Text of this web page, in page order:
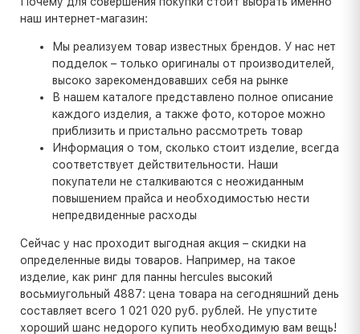
наш интернет-магазин:
Мы реализуем товар известных брендов. У нас нет
подделок – только оригиналы от производителей,
высоко зарекомендовавших себя на рынке
В нашем каталоге представлено полное описание
каждого изделия, а также фото, которое можно
приблизить и пристально рассмотреть товар
Информация о том, сколько стоит изделие, всегда
соответствует действительности. Наши
покупатели не сталкиваются с неожиданным
повышением прайса и необходимостью нести
непредвиденные расходы
Сейчас у нас проходит выгодная акция – скидки на
определенные виды товаров. Например, на такое
изделие, как ринг для панны hercules высокий
восьмиугольный 4887: цена товара на сегодняшний день
составляет всего 1 021 020 руб. рублей. Не упустите
хороший шанс недорого купить необходимую вам вещь!